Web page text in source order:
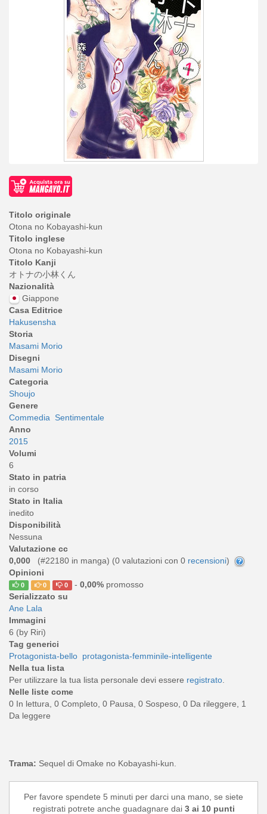
Titolo originale
Otona no Kobayashi-kun
Titolo inglese
Otona no Kobayashi-kun
Titolo Kanji
オトナの小林くん
Nazionalità
Giappone
Casa Editrice
Hakusensha
Storia
Masami Morio
Disegni
Masami Morio
Categoria
Shoujo
Genere
Commedia
Sentimentale
Anno
2015
Volumi
6
Stato in patria
in corso
Stato in Italia
inedito
Disponibilità
Nessuna
Valutazione cc
0,000
(#22180 in manga) (0 valutazioni con 0 recensioni)
Opinioni
0 0 0 - 0,00%promosso
Serializzato su
Ane Lala
Immagini
6 (by Riri)
Tag generici
Protagonista-bello protagonista-femminile-intelligente
Nella tua lista
Per utilizzare la tua lista personale devi essere registrato.
Nelle liste come
0 In lettura, 0 Completo, 0 Pausa, 0 Sospeso, 0 Da rileggere, 1
Da leggere
Trama: Sequel di Omake no Kobayashi-kun.
Per favore spendete 5 minuti per darci una mano, se siete
registrati potrete anche guadagnare dai 3 ai 10 punti